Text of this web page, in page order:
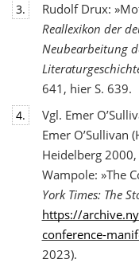
3.
Rudolf Drux:
Reallexikon der
Neubearbeitung
641, hier S. 639.
4.
Vgl. Emer
Emer O’Sullivan
Heidelberg
Wampole: »The
York Times: The
https://
conference-
2023).